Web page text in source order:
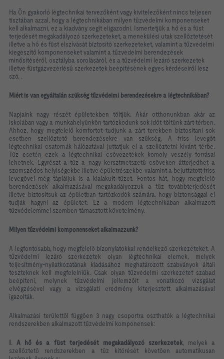
Ha Ön gyakorló légtechnikai tervezőként vagy kivitelezőként nincs teljesen
tisztában azzal, hogy a légtechnikában milyen tűzvédelmi komponenseket
kell alkalmazni, ez a kiadvány segít eligazodni. Ismertetjük a hő és a füst
terjedését megakadályozó szerkezeteket, a menekülési utak szellőztetését
illetve a hő és füst elszívását biztosító szerkezeteket, valamint a tűzvédelmi
kiegészítő komponenseket valamint a tűzvédelmi berendezések
minősítéséről, osztályba sorolásáról, és a tűzvédelmi lezáró szerkezetek
illetve füstgázvezérlésű szerkezetek beépítésének egyes kérdéseiről lesz
szó. .
Miért is van egyáltalán szükség tűzvédelmi berendezésekre a légtechnikában?
Napjaink nagy részét épületekben töltjük. Akár otthonunkban akár az
iskolában vagy a munkahelyünkön tartózkodunk sok időt töltünk zárt térben.
Ahhoz, hogy megfelelő komfortot tudjunk a zárt terekben biztosítani sok
esetben szellőztető berendezésekre van szükség. A friss levegőt
légtechnikai csatornák hálózatával juttatjuk el a szellőztetni kívánt térbe.
Tűz esetén ezek a légtechnikai csővezetékek komoly veszély forrásai
lehetnek. Egyrészt a tűz a nagy kersztmetszetű csöveken átterjedhet a
szomszédos helyiségekbe illetve épületrészekbe valamint a bejuttatott friss
levegővel még tápláljuk is a kialakult tüzet. Fontos hát, hogy megfelelő
berendezések alkalmazásával megakadályozzuk a tűz továbbterjedését
illetve biztosítsuk az épületban tartózkodók számára, hogy biztonsággal el
tudják hagyni az épületet. Ez a modern légtechnikában alkalmazott
tűzvédelemmel szemben támasztott követelmény.
Milyen tűzvédelmi komponenseket alkalmazzunk?
A legfontosabb, hogy megfelelő bizonylatokkal rendelkező szerkezeteket. A
tűzvédelmi lezáró szerkezetek olyan légtechnikai elemek, melyek
teljesítmény-nyilatkozatának kiadásához meghatározott szabványok általi
teszteknek kell megfelelniük. Csak olyan tűzvédelmi szerkezetet szabad
beépíteni, melynek tűzvédelmi jellemzőit a vonatkozó vizsgálat
elvégzésével vagy a vizsgálati eredmény kiterjesztett alkalmazásával
igazolták.
Alkalmazási területtől függően 3 nagy csoportra oszthatók a légtechnikai
rendszerekben alkalmazott tűzvédelmi komponensek:
I. A hő és a füst terjedését megakadályozó szerkezetek, melyek a
szellőztető rendszerekben a tűz kitörését követően automatikusan